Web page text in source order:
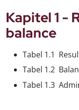
Kapitel 1 -
balance
Tabel 1.1
Tabel 1.2
Tabel 1.3